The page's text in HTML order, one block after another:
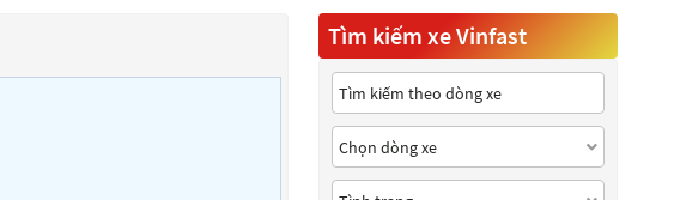
Tìm kiếm xe Vinfast